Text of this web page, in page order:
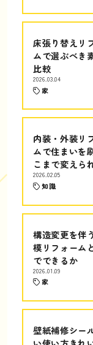
床張り替えリ
ムで選ぶべき
比較
2026.03.04
家
内装・外装リ
ムで住まいを
こまで変えら
2026.02.05
知識
構造変更を伴
模リフォーム
でできるか
2026.01.09
家
壁紙補修シー